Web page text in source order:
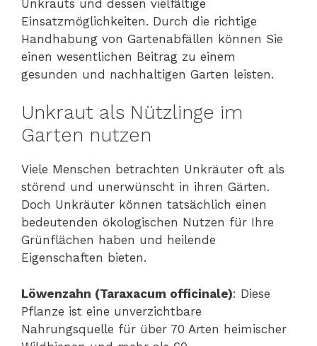
Unkrauts und dessen vielfältige
Einsatzmöglichkeiten. Durch die richtige
Handhabung von Gartenabfällen können Sie
einen wesentlichen Beitrag zu einem
gesunden und nachhaltigen Garten leisten.
Unkraut als Nützlinge im
Garten nutzen
Viele Menschen betrachten Unkräuter oft als
störend und unerwünscht in ihren Gärten.
Doch Unkräuter können tatsächlich einen
bedeutenden ökologischen Nutzen für Ihre
Grünflächen haben und heilende
Eigenschaften bieten.
Löwenzahn (Taraxacum officinale): Diese
Pflanze ist eine unverzichtbare
Nahrungsquelle für über 70 Arten heimischer